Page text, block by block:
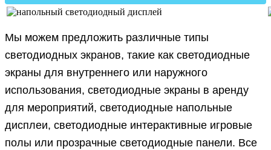
Мы можем предложить различные типы
светодиодных экранов, такие как светодиодные
экраны для внутреннего или наружного
использования, светодиодные экраны в аренду
для мероприятий, светодиодные напольные
дисплеи, светодиодные интерактивные игровые
полы или прозрачные светодиодные панели. Все